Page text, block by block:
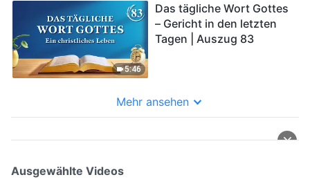
5:46
Das tägliche Wort Gottes
– Gericht in den letzten
Tagen | Auszug 83
Mehr ansehen
Ausgewählte Videos